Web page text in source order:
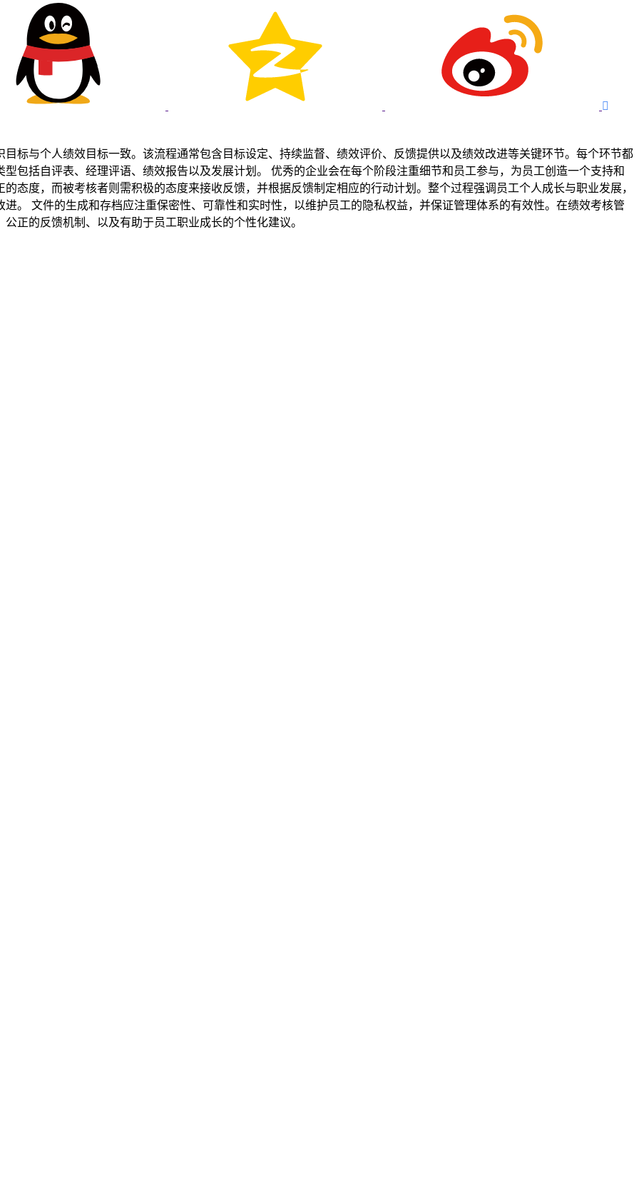

标与个人绩效目标一致。该流程通常包含目标设定、持续监督、绩效评价、反馈提供以及绩效改进等关键环节。每个环节都
发展计划。 优秀的企业会在每个阶段注重细节和员工参与，为员工创造一个支持和
态度，而被考核者则需积极的态度来接收反馈，并根据反馈制定相应的行动计划。整个过程强调员工个人成长与职业发展，
绩效考核管
正的反馈机制、以及有助于员工职业成长的个性化建议。